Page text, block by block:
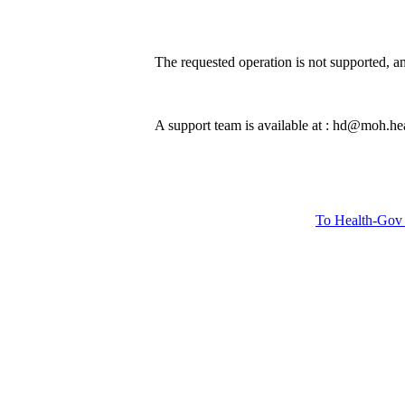
The requested operation is not supported,
A support team is available at :
To Health-Gov